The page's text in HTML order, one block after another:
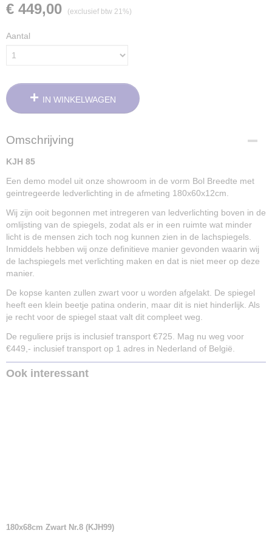
€ 449,00 (exclusief btw 21%)
Aantal
IN WINKELWAGEN
Omschrijving
KJH 85
Een demo model uit onze showroom in de vorm Bol Breedte met
geintregeerde ledverlichting in de afmeting 180x60x12cm.
Wij zijn ooit begonnen met intregeren van ledverlichting boven in de
omlijsting van de spiegels, zodat als er in een ruimte wat minder
licht is de mensen zich toch nog kunnen zien in de lachspiegels.
Inmiddels hebben wij onze definitieve manier gevonden waarin wij
de lachspiegels met verlichting maken en dat is niet meer op deze
manier.
De kopse kanten zullen zwart voor u worden afgelakt. De spiegel
heeft een klein beetje patina onderin, maar dit is niet hinderlijk. Als
je recht voor de spiegel staat valt dit compleet weg.
De reguliere prijs is inclusief transport €725. Mag nu weg voor
€449,- inclusief transport op 1 adres in Nederland of België.
Ook interessant
180x68cm Zwart Nr.8 (KJH99)